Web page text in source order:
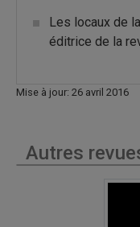
Les locaux de
éditrice de la
Mise à jour: 26 avril 2016
Autres